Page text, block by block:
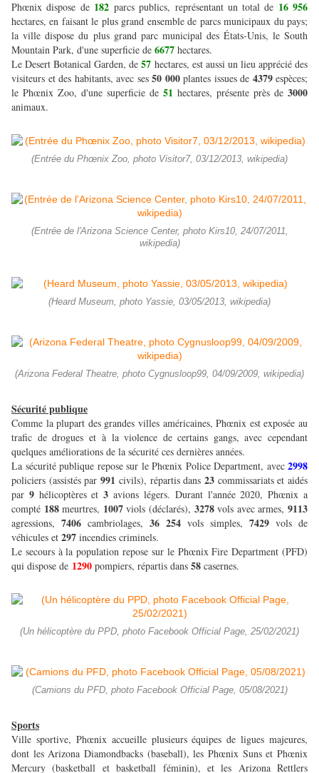
Phœnix dispose de 182parcs publics, représentant un total de 16 956
hectares, en faisant le plus grand ensemble de parcs municipaux du pays;
la ville dispose du plus grand parc municipal des États-Unis, le South
Mountain Park, d'une superficie de 6677 hectares.
Le Desert Botanical Garden, de57 hectares, est aussi un lieu apprécié des
visiteurs et des habitants, avec ses 50 000plantes issues de 4379 espèces;
le Phœnix Zoo, d'une superficie de 51 hectares, présente près de 3000
animaux.
(Entrée du Phœnix Zoo, photo Visitor7, 03/12/2013, wikipedia)
(Entrée de l'Arizona Science Center, photo Kirs10, 24/07/2011,
wikipedia)
(Heard Museum, photo Yassie, 03/05/2013, wikipedia)
(Arizona Federal Theatre, photo Cygnusloop99, 04/09/2009, wikipedia)
Sécurité publique
Comme la plupart des grandes villes américaines, Phœnix est exposée au
trafic de drogues et à la violence de certains gangs, avec cependant
quelques améliorations de la sécurité ces dernières années.
La sécurité publique repose sur le Phœnix Police Department, avec 2998
policiers (assistés par991 civils), répartis dans 23commissariats et aidés
par 9hélicoptères et3 avions légers. Durant l'année 2020, Phœnix a
compté 188meurtres, 1007viols (déclarés), 3278vols avec armes,9113
agressions, 7406 cambriolages, 36 254 vols simples, 7429 vols de
véhicules et 297 incendies criminels.
Le secours à la population repose sur le Phœnix Fire Department (PFD)
qui dispose de 1290 pompiers, répartis dans 58 casernes.
(Un hélicoptère du PPD, photo Facebook Official Page, 25/02/2021)
(Camions du PFD, photo Facebook Official Page, 05/08/2021)
Sports
Ville sportive, Phœnix accueille plusieurs équipes de ligues majeures,
dont les Arizona Diamondbacks (baseball), les Phœnix Suns et Phœnix
Mercury (basketball et basketball féminin), et les Arizona Rettlers